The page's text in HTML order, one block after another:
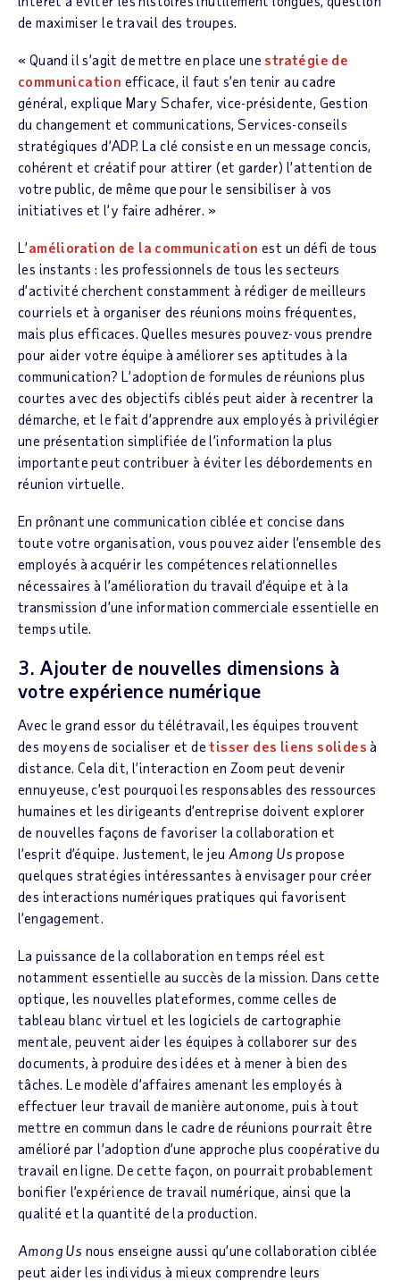
de maximiser le travail des troupes.
« Quand il s’agit de mettre en place unestratégie de
communication efficace, il faut s’en tenir au cadre
général, explique Mary Schafer, vice-présidente, Gestion
du changement et communications, Services-conseils
stratégiques d’ADP. La clé consiste en un message concis,
cohérent et créatif pour attirer (et garder) l’attention de
votre public, de même que pour le sensibiliser à vos
initiatives et l’y faire adhérer. »
L’amélioration de la communication est un défi de tous
les instants : les professionnels de tous les secteurs
d’activité cherchent constamment à rédiger de meilleurs
courriels et à organiser des réunions moins fréquentes,
mais plus efficaces. Quelles mesures pouvez-vous prendre
pour aider votre équipe à améliorer ses aptitudes à la
communication? L’adoption de formules de réunions plus
courtes avec des objectifs ciblés peut aider à recentrer la
démarche, et le fait d’apprendre aux employés à privilégier
une présentation simplifiée de l’information la plus
importante peut contribuer à éviter les débordements en
réunion virtuelle.
En prônant une communication ciblée et concise dans
toute votre organisation, vous pouvez aider l’ensemble des
employés à acquérir les compétences relationnelles
nécessaires à l’amélioration du travail d’équipe et à la
transmission d’une information commerciale essentielle en
temps utile.
3. Ajouter de nouvelles dimensions à
votre expérience numérique
Avec le grand essor du télétravail, les équipes trouvent
des moyens de socialiser et detisser des liens solides à
distance. Cela dit, l’interaction en Zoom peut devenir
ennuyeuse, c’est pourquoi les responsables des ressources
humaines et les dirigeants d’entreprise doivent explorer
de nouvelles façons de favoriser la collaboration et
l’esprit d’équipe. Justement, le jeu Among Us propose
quelques stratégies intéressantes à envisager pour créer
des interactions numériques pratiques qui favorisent
l’engagement.
La puissance de la collaboration en temps réel est
notamment essentielle au succès de la mission. Dans cette
optique, les nouvelles plateformes, comme celles de
tableau blanc virtuel et les logiciels de cartographie
mentale, peuvent aider les équipes à collaborer sur des
documents, à produire des idées et à mener à bien des
tâches. Le modèle d’affaires amenant les employés à
effectuer leur travail de manière autonome, puis à tout
mettre en commun dans le cadre de réunions pourrait être
amélioré par l’adoption d’une approche plus coopérative du
travail en ligne. De cette façon, on pourrait probablement
bonifier l’expérience de travail numérique, ainsi que la
qualité et la quantité de la production.
Among Us nous enseigne aussi qu’une collaboration ciblée
peut aider les individus à mieux comprendre leurs